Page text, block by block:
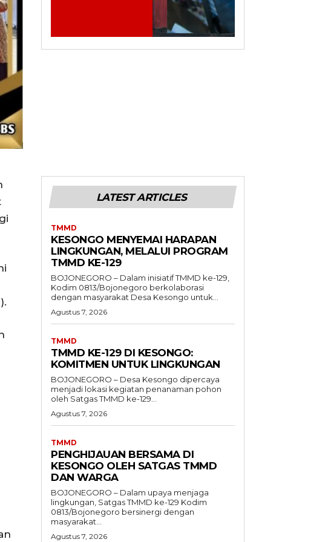
LATEST ARTICLES
TMMD
KESONGO MENYEMAI HARAPAN
LINGKUNGAN, MELALUI PROGRAM
TMMD KE-129
BOJONEGORO – Dalam inisiatif TMMD ke-129,
Kodim 0813/Bojonegoro berkolaborasi
dengan masyarakat Desa Kesongo untuk...
Agustus 7, 2026
TMMD
TMMD KE-129 DI KESONGO:
KOMITMEN UNTUK LINGKUNGAN
BOJONEGORO – Desa Kesongo dipercaya
menjadi lokasi kegiatan penanaman pohon
oleh Satgas TMMD ke-129...
Agustus 7, 2026
TMMD
PENGHIJAUAN BERSAMA DI
KESONGO OLEH SATGAS TMMD
DAN WARGA
BOJONEGORO – Dalam upaya menjaga
lingkungan, Satgas TMMD ke-129 Kodim
0813/Bojonegoro bersinergi dengan
masyarakat...
Agustus 7, 2026